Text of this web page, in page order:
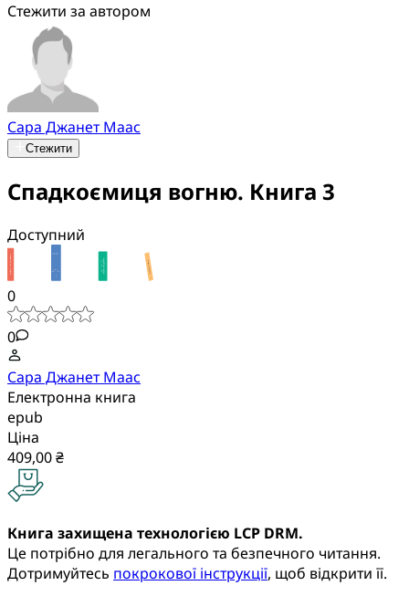
Стежити за автором
Сара Джанет Маас
Стежити
Спадкоємиця вогню. Книга 3
Доступний
0
0
Сара Джанет Маас
Електронна книга
epub
Ціна
409,00 ₴
Книга захищена технологією LCP DRM.
Це потрібно для легального та безпечного читання.
Дотримуйтесь покрокової інструкції, щоб відкрити її.